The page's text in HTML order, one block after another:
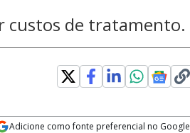
custos de tratamento.
Adicione como fonte preferencial no Google